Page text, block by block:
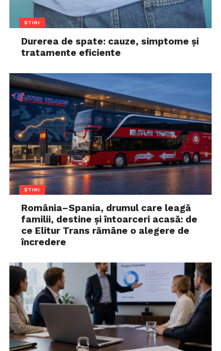
ȘTIRI
Durerea de spate: cauze, simptome și
tratamente eficiente
ȘTIRI
România–Spania, drumul care leagă
familii, destine și întoarceri acasă: de
ce Elitur Trans rămâne o alegere de
încredere